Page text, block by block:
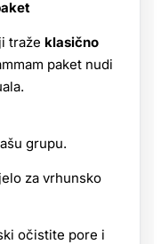
traže klasično
paket nudi
grupu.
za vrhunsko
očistite pore i